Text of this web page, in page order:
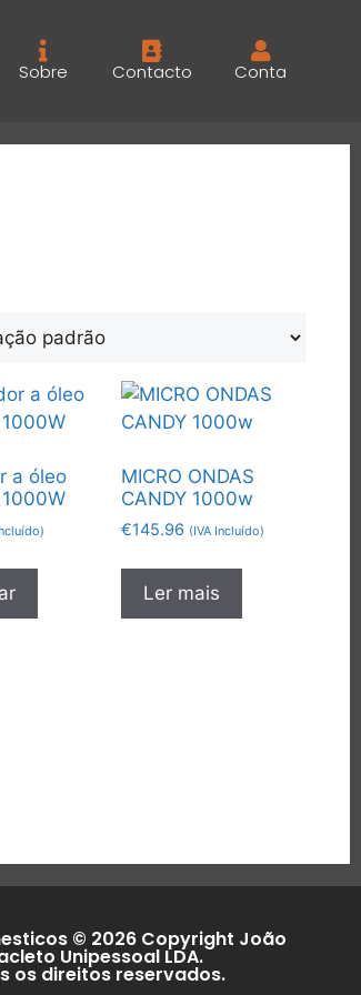
Sobre Contacto Conta
a óleo
MICRO ONDAS
CANDY 1000w
€145.96 (IVA Incluído)
Ler mais
© 2026 Copyright João
Unipessoal LDA.
os direitos reservados.